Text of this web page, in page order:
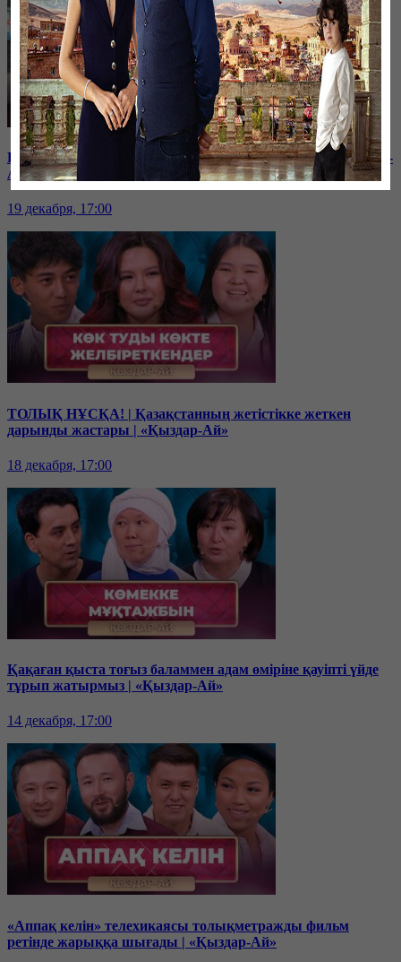
Балам мектептегі буллингтен кейін өзгеріп кетті | «Қыздар-
Ай»
19 декабря, 17:00
ТОЛЫҚ НҰСҚА! | Қазақстанның жетістікке жеткен
дарынды жастары | «Қыздар-Ай»
18 декабря, 17:00
Қақаған қыста тоғыз баламмен адам өміріне қауіпті үйде
тұрып жатырмыз | «Қыздар-Ай»
14 декабря, 17:00
«Аппақ келін» телехикаясы толықметражды фильм
ретінде жарыққа шығады | «Қыздар-Ай»